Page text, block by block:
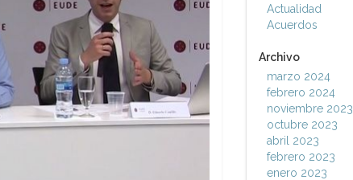
Actualidad
Acuerdos
Archivo
marzo 2024
febrero 2024
noviembre 2023
octubre 2023
abril 2023
febrero 2023
enero 2023